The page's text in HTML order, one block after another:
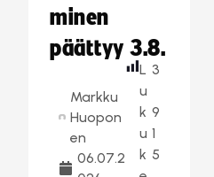
minen
päättyy 3.8.
Markku
Huopon
en
06.07.2
L
u
k
u
k
3
9
1
5